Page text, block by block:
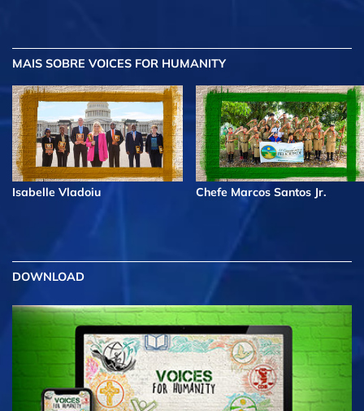
MAIS SOBRE VOICES FOR HUMANITY
Isabelle Vladoiu Chefe Marcos Santos Jr.
DOWNLOAD